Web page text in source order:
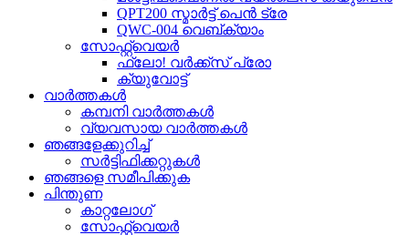
QPT200 സ്മാർട്ട് പെൻ ട്രേ
QWC-004 വെബ്‌ക്യാം
സോഫ്റ്റ്‌വെയർ
ഫ്ലോ! വർക്ക്സ് പ്രോ
ക്യുവോട്ട്
വാർത്തകൾ
കമ്പനി വാർത്തകൾ
വ്യവസായ വാർത്തകൾ
ഞങ്ങളേക്കുറിച്ച്
സർട്ടിഫിക്കറ്റുകൾ
ഞങ്ങളെ സമീപിക്കുക
പിന്തുണ
കാറ്റലോഗ്
സോഫ്റ്റ്‌വെയർ